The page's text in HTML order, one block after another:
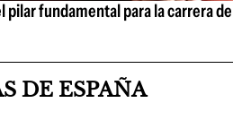
pilar fundamental para la carrera de
DE ESPAÑA